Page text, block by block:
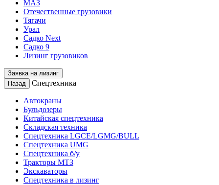
МАЗ
Отечественные грузовики
Тягачи
Урал
Садко Next
Садко 9
Лизинг грузовиков
Заявка на лизинг
Назад
Спецтехника
Автокраны
Бульдозеры
Китайская спецтехника
Складская техника
Спецтехника LGCE/LGMG/BULL
Спецтехника UMG
Спецтехника б/у
Тракторы МТЗ
Экскаваторы
Спецтехника в лизинг